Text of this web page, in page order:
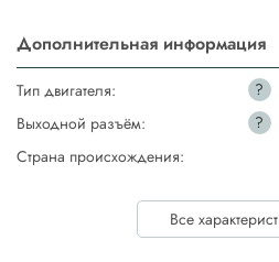
Дополнительная информация
Тип двигателя: ?
Выходной разъём:
?
Страна происхождения:
Все